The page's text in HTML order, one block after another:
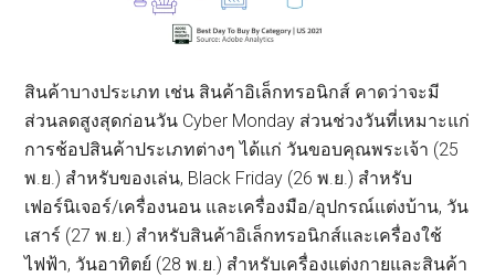
สินค้าบางประเภท เช่น สินค้าอิเล็กทรอนิกส์ คาดว่าจะมี
ส่วนลดสูงสุดก่อนวัน Cyber Monday ส่วนช่วงวันที่เหมาะแก่
การช้อปสินค้าประเภทต่างๆ ได้แก่ วันขอบคุณพระเจ้า (25
พ.ย.) สำหรับของเล่น, Black Friday (26 พ.ย.) สำหรับ
เฟอร์นิเจอร์/เครื่องนอน และเครื่องมือ/อุปกรณ์แต่งบ้าน, วัน
เสาร์ (27 พ.ย.) สำหรับสินค้าอิเล็กทรอนิกส์และเครื่องใช้
ไฟฟ้า, วันอาทิตย์ (28 พ.ย.) สำหรับเครื่องแต่งกายและสินค้า